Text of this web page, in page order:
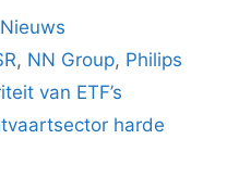
Nieuws
, NN Group, Philips
van ETF’s
harde